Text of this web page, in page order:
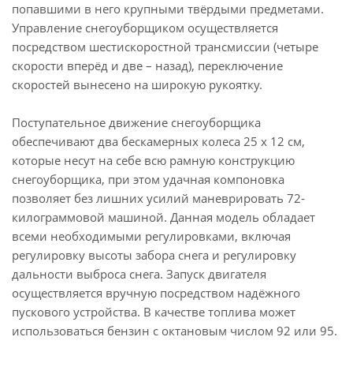
попавшими в него крупными твёрдыми предметами.
Управление снегоуборщиком осуществляется
посредством шестискоростной трансмиссии (четыре
скорости вперёд и две – назад), переключение
скоростей вынесено на широкую рукоятку.
Поступательное движение снегоуборщика
обеспечивают два бескамерных колеса 25 x 12 см,
которые несут на себе всю рамную конструкцию
снегоуборщика, при этом удачная компоновка
позволяет без лишних усилий маневрировать 72-
килограммовой машиной. Данная модель обладает
всеми необходимыми регулировками, включая
регулировку высоты забора снега и регулировку
дальности выброса снега. Запуск двигателя
осуществляется вручную посредством надёжного
пускового устройства. В качестве топлива может
использоваться бензин с октановым числом 92 или 95.